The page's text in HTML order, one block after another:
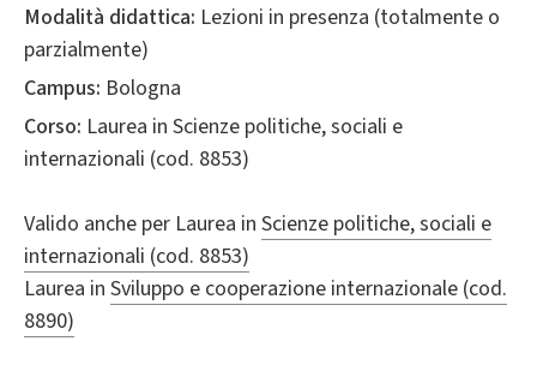
Modalità didattica: Lezioni in presenza (totalmente o
parzialmente)
Campus: Bologna
Corso: Laurea in Scienze politiche, sociali e
internazionali (cod. 8853)
Valido anche per Laurea in Scienze politiche, sociali e
internazionali (cod. 8853)
Laurea in Sviluppo e cooperazione internazionale (cod.
8890)